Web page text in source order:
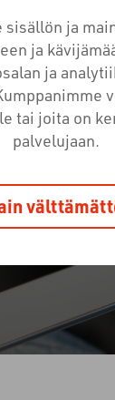
ja
ja
ja
tai joita on
palvelujaan.